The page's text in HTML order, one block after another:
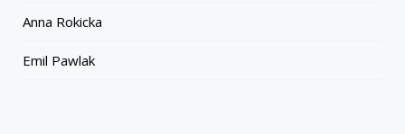
Anna Rokicka
Emil Pawlak